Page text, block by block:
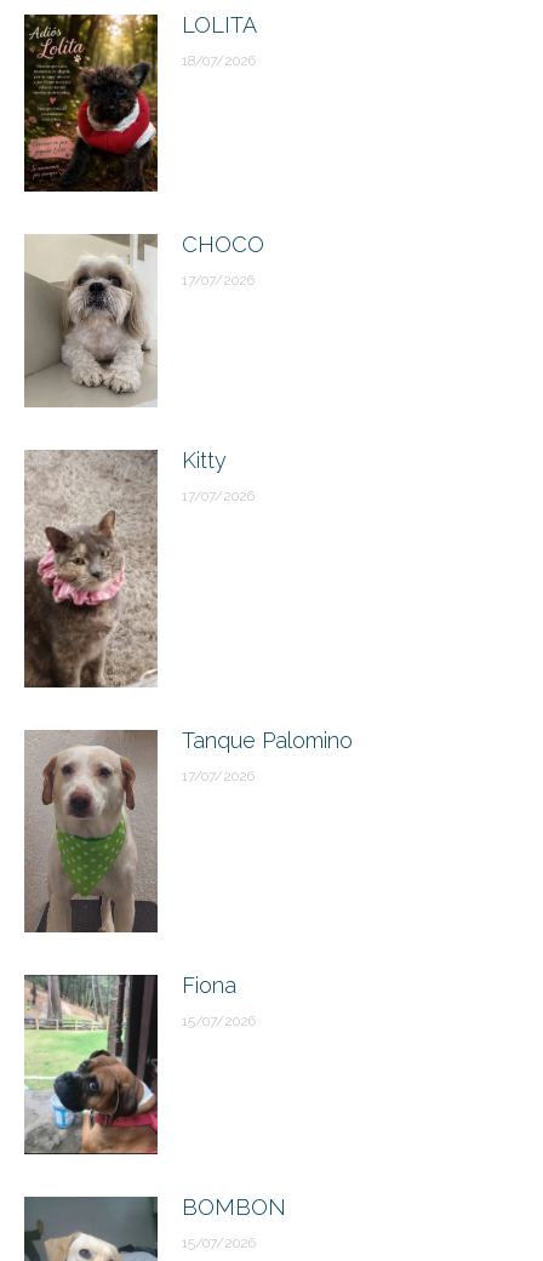
LOLITA
18/07/2026
CHOCO
17/07/2026
Kitty
17/07/2026
Tanque Palomino
17/07/2026
Fiona
15/07/2026
BOMBON
15/07/2026